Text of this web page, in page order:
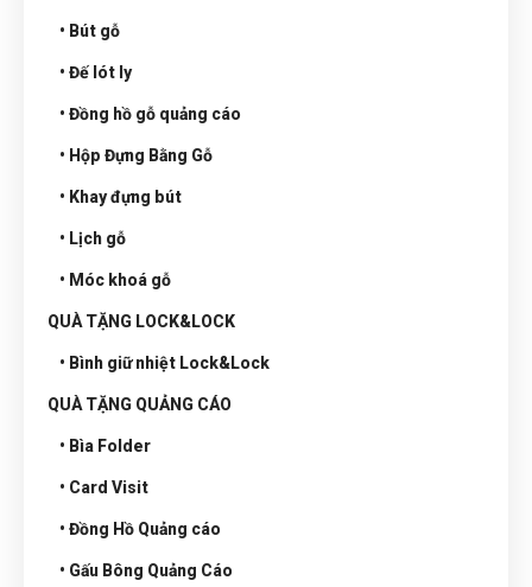
• Bút gỗ
• Đế lót ly
• Đồng hồ gỗ quảng cáo
• Hộp Đựng Bằng Gỗ
• Khay đựng bút
• Lịch gỗ
• Móc khoá gỗ
QUÀ TẶNG LOCK&LOCK
• Bình giữ nhiệt Lock&Lock
QUÀ TẶNG QUẢNG CÁO
• Bìa Folder
• Card Visit
• Đồng Hồ Quảng cáo
• Gấu Bông Quảng Cáo